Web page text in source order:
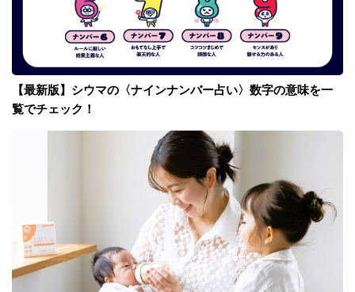
【最新版】シウマの〈ナインナンバー占い〉数字の意味を一
覧でチェック！